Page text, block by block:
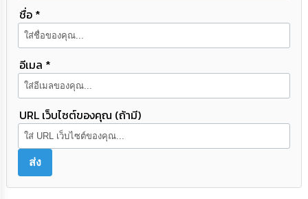
ชื่อ *
อีเมล *
URL เว็บไซต์ของคุณ (ถ้ามี)